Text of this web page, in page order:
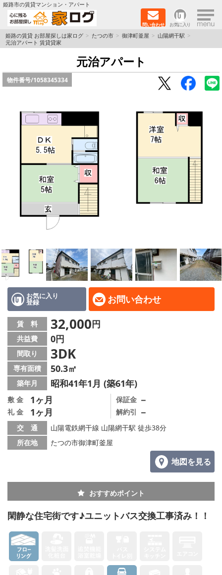
姫路市の賃貸マンション・アパート
問い合わせ お気に入り ×
TOPページ
ペットOK物件
保証人不要物件
初期費用リーズナブル物件
都市ガス物件
路線·駅から探す
地域から探す
地図から探す
スタッフ
店舗情報·アクセス
会社概要
メールでお問い合わせ
姫路の賃貸 お部屋探しは家ログ たつの市 御津町釜屋
山陽網干駅
元治アパート 賃貸貸家
元治アパート
物件番号/1058345334
お気に入り
登録 お問い合わせ
賃 料 32,000円
共益費 0円
間取り 3DK
専有面積 50.3㎡
築年月 昭和41年1月 (築61年)
敷 金 1ヶ月
礼 金 1ヶ月
保証金 －
解約引 －
交 通
山陽電鉄網干線 山陽網干駅 徒歩38分
所在地
たつの市御津町釜屋
地図を見る
おすすめポイント
閑静な住宅街です♪ユニットバス交換工事済み！！